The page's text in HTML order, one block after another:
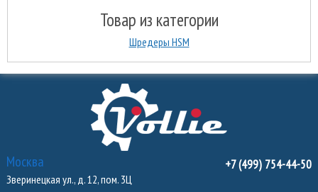
Товар из категории
Шредеры HSM
Москва
Зверинецкая ул., д. 12, пом. 3Ц
+7 (499) 754-44-50